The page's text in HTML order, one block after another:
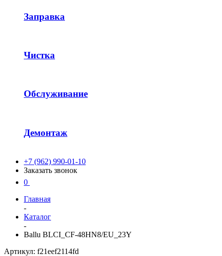
Заправка
Чистка
Обслуживание
Демонтаж
+7 (962) 990-01-10
Заказать звонок
0
Главная
-
Каталог
-
Ballu BLCI_CF-48HN8/EU_23Y
Артикул: f21eef2114fd